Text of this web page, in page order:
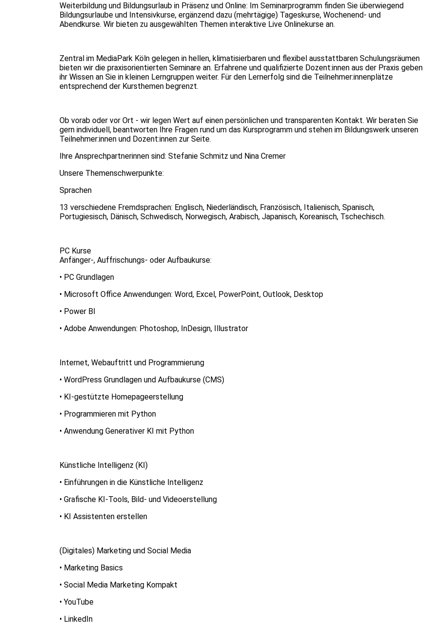
Weiterbildung und Bildungsurlaub in Präsenz und Online: Im Seminarprogramm finden Sie überwiegend
Bildungsurlaube und Intensivkurse, ergänzend dazu (mehrtägige) Tageskurse, Wochenend- und
Abendkurse. Wir bieten zu ausgewählten Themen interaktive Live Onlinekurse an.
Zentral im MediaPark Köln gelegen in hellen, klimatisierbaren und flexibel ausstattbaren Schulungsräumen
bieten wir die praxisorientierten Seminare an. Erfahrene und qualifizierte Dozent:innen aus der Praxis geben
ihr Wissen an Sie in kleinen Lerngruppen weiter. Für den Lernerfolg sind die Teilnehmer:innenplätze
entsprechend der Kursthemen begrenzt.
Ob vorab oder vor Ort - wir legen Wert auf einen persönlichen und transparenten Kontakt. Wir beraten Sie
gern individuell, beantworten Ihre Fragen rund um das Kursprogramm und stehen im Bildungswerk unseren
Teilnehmer:innen und Dozent:innen zur Seite.
Ihre Ansprechpartnerinnen sind: Stefanie Schmitz und Nina Cremer
Unsere Themenschwerpunkte:
Sprachen
13 verschiedene Fremdsprachen: Englisch, Niederländisch, Französisch, Italienisch, Spanisch,
Portugiesisch, Dänisch, Schwedisch, Norwegisch, Arabisch, Japanisch, Koreanisch, Tschechisch.
PC Kurse
Anfänger-, Auffrischungs- oder Aufbaukurse:
• PC Grundlagen
• Microsoft Office Anwendungen: Word, Excel, PowerPoint, Outlook, Desktop
• Power BI
• Adobe Anwendungen: Photoshop, InDesign, Illustrator
Internet, Webauftritt und Programmierung
• WordPress Grundlagen und Aufbaukurse (CMS)
• KI-gestützte Homepageerstellung
• Programmieren mit Python
• Anwendung Generativer KI mit Python
Künstliche Intelligenz (KI)
• Einführungen in die Künstliche Intelligenz
• Grafische KI-Tools, Bild- und Videoerstellung
• KI Assistenten erstellen
(Digitales) Marketing und Social Media
• Marketing Basics
• Social Media Marketing Kompakt
• YouTube
• LinkedIn